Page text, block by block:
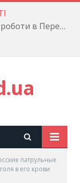
Енергетики завершили ремонтні роботи в Пересипському районі
патрульные
в его крови